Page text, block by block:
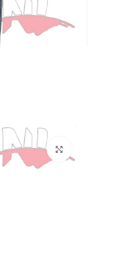
Click to enlarge